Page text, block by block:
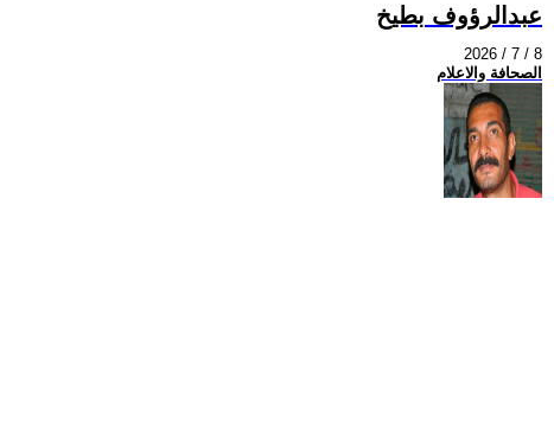
عبدالرؤوف بطيخ
2026 / 7 / 8
الصحافة والاعلام